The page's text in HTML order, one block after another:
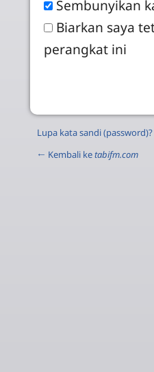
Sembunyikan
Biarkan saya
perangkat ini
Lupa kata sandi (password)?
← Kembali ketabifm.com